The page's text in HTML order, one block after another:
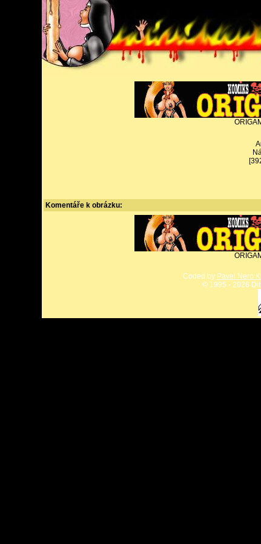
Komentáře k obrázku:
Coded by Pavel Nero
© 1995 - 2026